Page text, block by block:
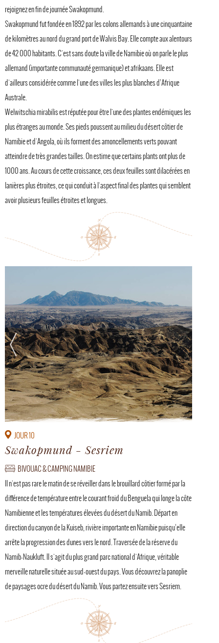
rejoignez en fin de journée Swakopmund.
Swakopmund fut fondée en 1892 par les colons allemands à une cinquantaine
de kilomètres au nord du grand port de Walvis Bay. Elle compte aux alentours
de 42 000 habitants. C'est sans doute la ville de Namibie où on parle le plus
allemand (importante communauté germanique) et afrikaans. Elle est
d'ailleurs considérée comme l'une des villes les plus blanches d’Afrique
Australe.
Welwitschia mirabilis est réputée pour être l'une des plantes endémiques les
plus étranges au monde. Ses pieds poussent au milieu du désert côtier de
Namibie et d'Angola, où ils forment des amoncellements verts pouvant
atteindre de très grandes tailles. On estime que certains plants ont plus de
1000 ans. Au cours de cette croissance, ces deux feuilles sont dilacérées en
lanières plus étroites, ce qui conduit à l'aspect final des plantes qui semblent
avoir plusieurs feuilles étroites et longues.
JOUR 10
Swakopmund - Sesriem
BIVOUAC & CAMPING NAMIBIE
Il n'est pas rare le matin de se réveiller dans le brouillard côtier formé par la
différence de température entre le courant froid du Benguela qui longe la côte
Namibienne et les températures élevées du désert du Namib. Départ en
direction du canyon de la Kuiseb, rivière importante en Namibie puisqu’elle
arrête la progression des dunes vers le nord. Traversée de la réserve du
Namib-Naukluft. Il s'agit du plus grand parc national d'Afrique, véritable
merveille naturelle située au sud-ouest du pays. Vous découvrez la panoplie
de paysages ocre du désert du Namib. Vous partez ensuite vers Sesriem.